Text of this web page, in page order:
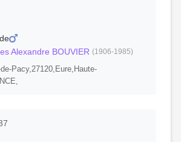
Alexandre BOUVIER (1906-1985)
Pacy,27120,Eure,Haute-